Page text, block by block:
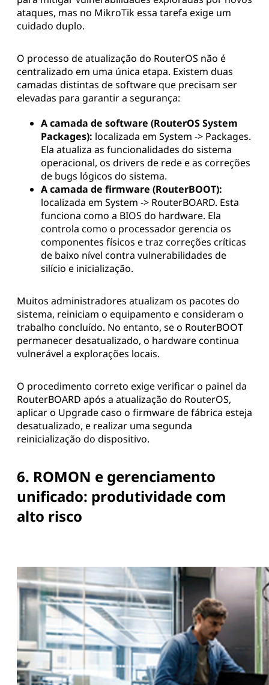
ataques, mas no MikroTik essa tarefa exige um
cuidado duplo.
O processo de atualização do RouterOS não é
centralizado em uma única etapa. Existem duas
camadas distintas de software que precisam ser
elevadas para garantir a segurança:
A camada de software (RouterOS System
Packages): localizada em System -> Packages.
Ela atualiza as funcionalidades do sistema
operacional, os drivers de rede e as correções
de bugs lógicos do sistema.
A camada de firmware (RouterBOOT):
localizada em System -> RouterBOARD. Esta
funciona como a BIOS do hardware. Ela
controla como o processador gerencia os
componentes físicos e traz correções críticas
de baixo nível contra vulnerabilidades de
silício e inicialização.
Muitos administradores atualizam os pacotes do
sistema, reiniciam o equipamento e consideram o
trabalho concluído. No entanto, se o RouterBOOT
permanecer desatualizado, o hardware continua
vulnerável a explorações locais.
O procedimento correto exige verificar o painel da
RouterBOARD após a atualização do RouterOS,
aplicar o Upgrade caso o firmware de fábrica esteja
desatualizado, e realizar uma segunda
reinicialização do dispositivo.
6. ROMON e gerenciamento
unificado: produtividade com
alto risco